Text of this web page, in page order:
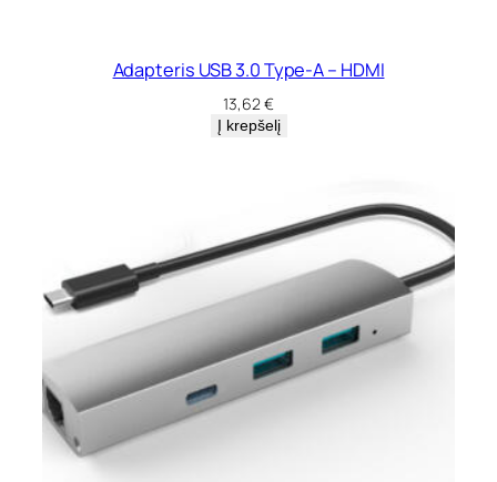
Adapteris USB 3.0 Type-A – HDMI
13,62€
Į krepšelį